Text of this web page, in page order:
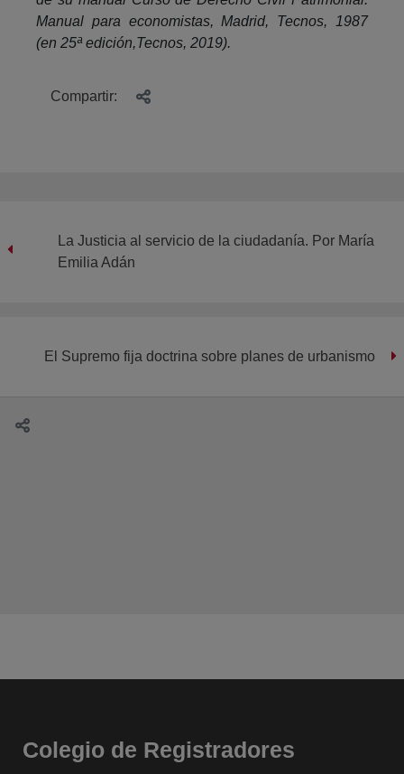
Manual para economistas, Madrid, Tecnos, 1987
(en 25ª edición,Tecnos, 2019).
Compartir:
La Justicia al servicio de la ciudadanía. Por María
Emilia Adán
El Supremo fija doctrina sobre planes de urbanismo
Colegio de Registradores